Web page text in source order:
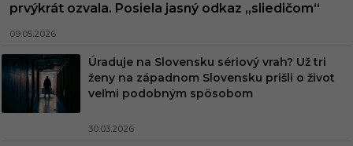
prvýkrát ozvala. Posiela jasný odkaz „sliedičom“
09.05.2026
Úraduje na Slovensku sériový vrah? Už tri
ženy na západnom Slovensku prišli o život
veľmi podobným spôsobom
30.03.2026